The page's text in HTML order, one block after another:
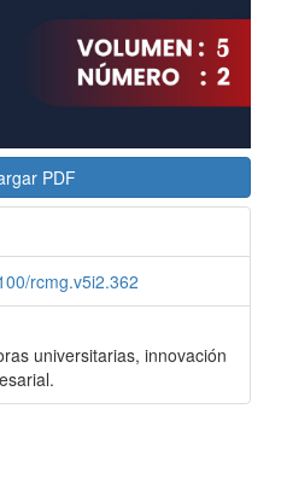
PDF
rcmg.v5i2.362
universitarias, innovación